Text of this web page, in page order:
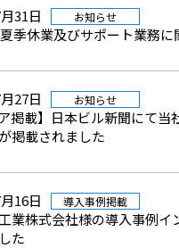
31日 お知らせ
季休業及びサポート業務
27日 お知らせ
ア掲載】日本ビル新聞にて当
掲載されました
16日 導入事例掲載
業株式会社様の導入事例イ
た